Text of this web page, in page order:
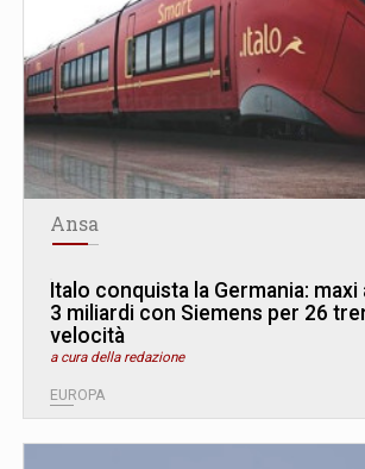
Ansa
Italo conquista la Germania:
3 miliardi con Siemens per 26
velocità
a cura della redazione
EUROPA